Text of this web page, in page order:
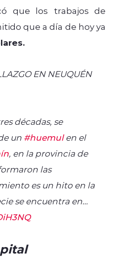
que los trabajos de
que a día de hoy ya
EN NEUQUÉN
décadas, se
un #huemulen el
, en la provincia de
las
es un hito en la
se encuentra en…